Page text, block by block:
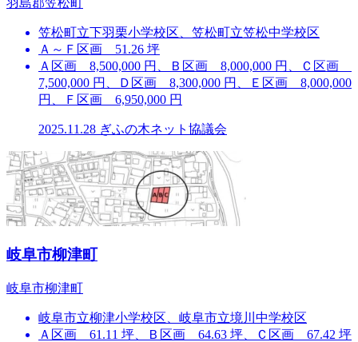
羽島郡笠松町
笠松町立下羽栗小学校区、笠松町立笠松中学校区
Ａ～Ｆ区画 51.26 坪
Ａ区画 8,500,000 円、Ｂ区画 8,000,000 円、Ｃ区画
7,500,000 円、Ｄ区画 8,300,000 円、Ｅ区画 8,000,000
円、Ｆ区画 6,950,000 円
2025.11.28 ぎふの木ネット協議会
岐阜市柳津町
岐阜市柳津町
岐阜市立柳津小学校区、岐阜市立境川中学校区
Ａ区画 61.11 坪、Ｂ区画 64.63 坪、Ｃ区画 67.42 坪